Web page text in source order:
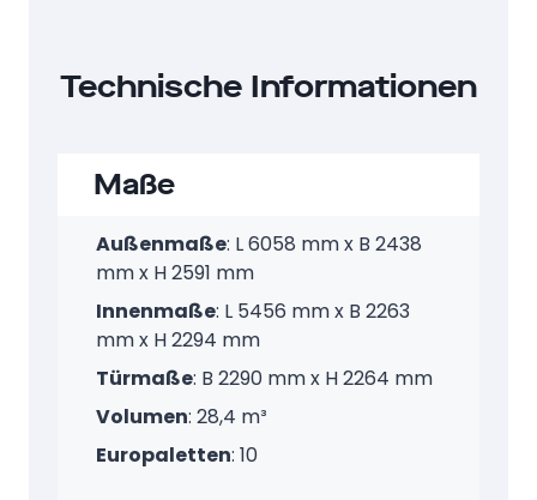
Maße
Außenmaße: L 6058 mm x B 2438
mm x H 2591 mm
Innenmaße : L 5456 mm x B 2263
mm x H 2294 mm
Türmaße: B 2290 mm x H 2264 mm